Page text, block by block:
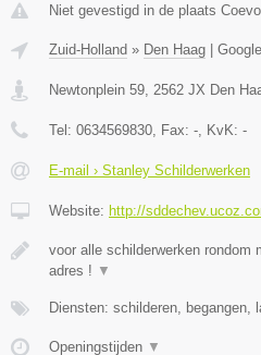
Niet gevestigd in de plaats
Zuid-Holland » Den Haag
Newtonplein 59 2562 JX Den
Tel: 0634569830 , Fax: - , KvK: -
E-mail › Stanley Schilderwerken
Website: http://
voor alle schilderwerken rondom
adres ! ▼
Diensten: schilderen, begangen,
Openingstijden ▼